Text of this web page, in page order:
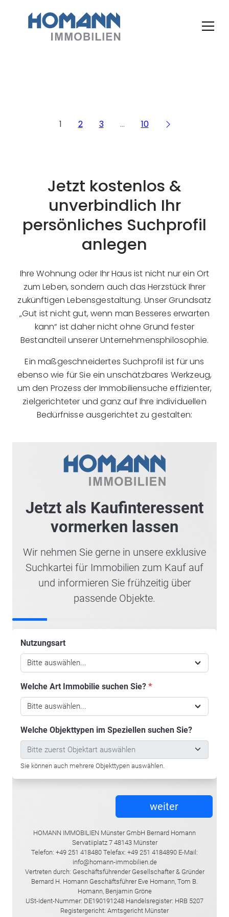
1 2 3 … 10
Jetzt kostenlos &
unverbindlich Ihr
persönliches Suchprofil
anlegen
Ihre Wohnung oder Ihr Haus ist nicht nur ein Ort
zum Leben, sondern auch das Herzstück Ihrer
zukünftigen Lebensgestaltung. Unser Grundsatz
„Gut ist nicht gut, wenn man Besseres erwarten
kann“ ist daher nicht ohne Grund fester
Bestandteil unserer Unternehmensphilosophie.
Ein maßgeschneidertes Suchprofil ist für uns
ebenso wie für Sie ein unschätzbares Werkzeug,
um den Prozess der Immobiliensuche effizienter,
zielgerichteter und ganz auf Ihre individuellen
Bedürfnisse ausgerichtet zu gestalten: